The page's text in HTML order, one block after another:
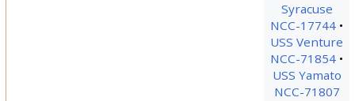
Syracuse
NCC-17744
USS Venture
NCC-71854
USS Yamato
NCC-71807